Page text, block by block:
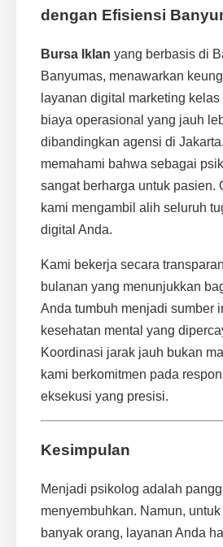
dengan Efisiensi
Bursa Iklan yang berbasis di
Banyumas, menawarkan
layanan digital marketing
biaya operasional yang jauh
dibandingkan agensi di
memahami bahwa sebagai
sangat berharga untuk pasien.
kami mengambil alih seluruh
digital Anda.
Kami bekerja secara
bulanan yang menunjukkan
Anda tumbuh menjadi sumber
kesehatan mental yang
Koordinasi jarak jauh bukan
kami berkomitmen pada
eksekusi yang presisi.
Kesimpulan
Menjadi psikolog adalah
menyembuhkan. Namun,
banyak orang, layanan Anda